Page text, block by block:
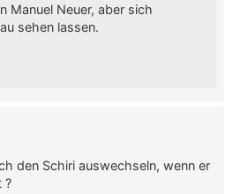
Manuel Neuer, aber sich
sehen lassen.
den Schiri auswechseln, wenn er
?